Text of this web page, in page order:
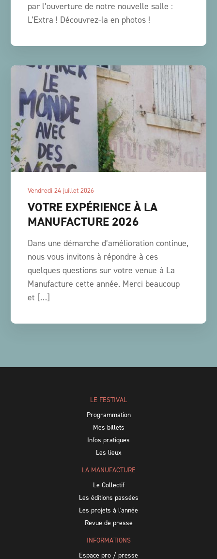
par l’ouverture de notre nouvelle salle :
L’Extra ! Découvrez-la en photos !
vendredi 24 juillet 2026
VOTRE EXPÉRIENCE À LA
MANUFACTURE 2026
Dans une démarche d’amélioration continue,
nous vous invitons à répondre à ces
quelques questions sur votre venue à La
Manufacture cette année. Merci beaucoup
et […]
LE FESTIVAL
Programmation
Mes billets
Infos pratiques
Les lieux
LA MANUFACTURE
Le Collectif
Les éditions passées
Les projets à l'année
Revue de presse
INFORMATIONS
Espace pro / presse